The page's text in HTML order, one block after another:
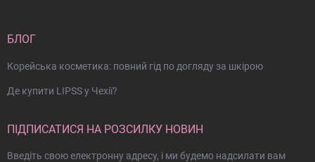
БЛОГ
Корейська косметика: повний гід по догляду за шкірою
Де купити LIPSS у Чехії?
ПІДПИСАТИСЯ НА РОЗСИЛКУ НОВИН
Введіть свою електронну адресу, і ми будемо надсилати вам